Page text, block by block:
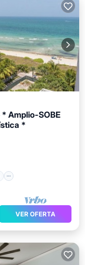
Amplio-SOBE
*
VER OFERTA